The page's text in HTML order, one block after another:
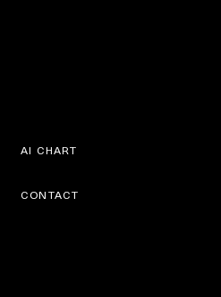
AI CHART
CONTACT